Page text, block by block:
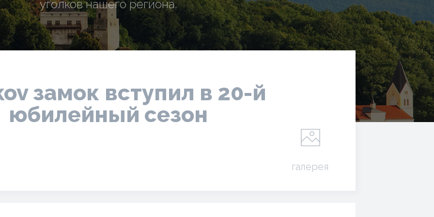
уголков нашего региона.
замок вступил в 20-й
юбилейный сезон
галерея